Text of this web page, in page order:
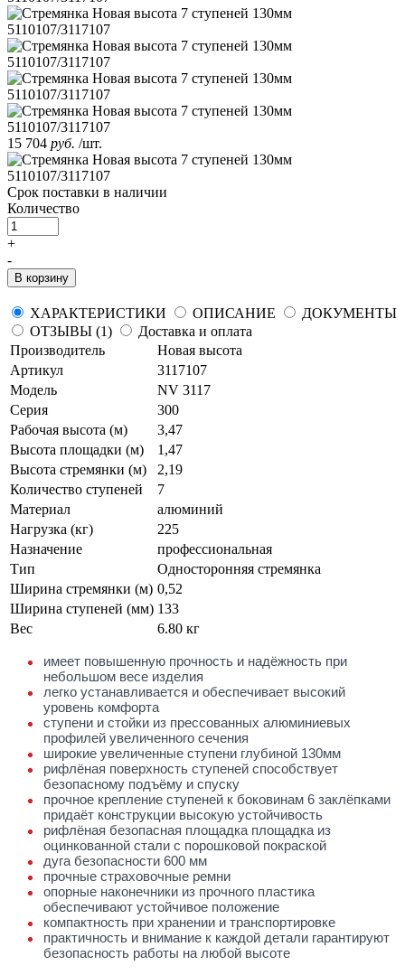
15 704 руб. /шт.
Срок поставки в наличии
Количество
+
-
В корзину
ХАРАКТЕРИСТИКИ ОПИСАНИЕ
ДОКУМЕНТЫ
ОТЗЫВЫ (1)
Доставка и оплата
Производитель
Новая высота
Артикул
3117107
Модель
NV 3117
Серия
300
Рабочая высота (м)
3,47
Высота площадки (м)
1,47
Высота стремянки (м)
2,19
Количество ступеней
7
Материал
алюминий
Нагрузка (кг)
225
Назначение
профессиональная
Тип
Односторонняя стремянка
Ширина стремянки (м) 0,52
Ширина ступеней (мм) 133
Вес
6.80 кг
имеет повышенную прочность и надёжность при
небольшом весе изделия
легко устанавливается и обеспечивает высокий
уровень комфорта
ступени и стойки из прессованных алюминиевых
профилей увеличенного сечения
широкие увеличенные ступени глубиной 130мм
рифлёная поверхность ступеней способствует
безопасному подъёму и спуску
прочное крепление ступеней к боковинам 6 заклёпками
придаёт конструкции высокую устойчивость
рифлёная безопасная площадка площадка из
оцинкованной стали с порошковой покраской
дуга безопасности 600 мм
прочные страховочные ремни
опорные наконечники из прочного пластика
обеспечивают устойчивое положение
компактность при хранении и транспортировке
практичность и внимание к каждой детали гарантируют
безопасность работы на любой высоте